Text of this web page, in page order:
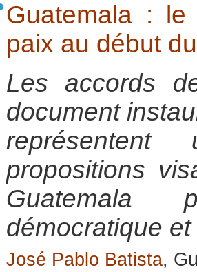
Guatemala :
paix au début
Les accords
document
propositions
démocratique
José Pablo Batista,